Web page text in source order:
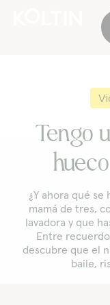
Ventas: +52
Servicio al
De lunes a
¿Es una
horas.
Tengo
¿Y ahora qué se
mamá de tres,
lavadora y que
Entre
descubre que el
baile,